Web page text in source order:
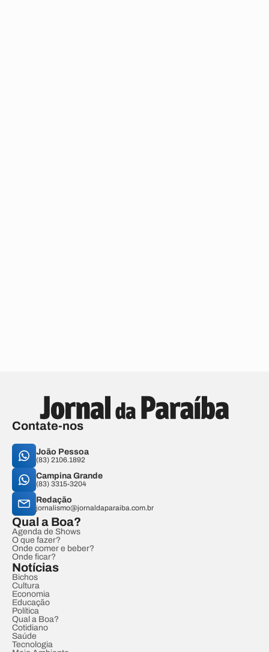
Contate-nos
João Pessoa
(83) 2106.1892
Campina Grande
(83) 3315-3204
Redação
jornalismo@jornaldaparaiba.com.br
Qual a Boa?
Agenda de Shows
O que fazer?
Onde comer e beber?
Onde ficar?
Notícias
Bichos
Cultura
Economia
Educação
Política
Qual a Boa?
Cotidiano
Saúde
Tecnologia